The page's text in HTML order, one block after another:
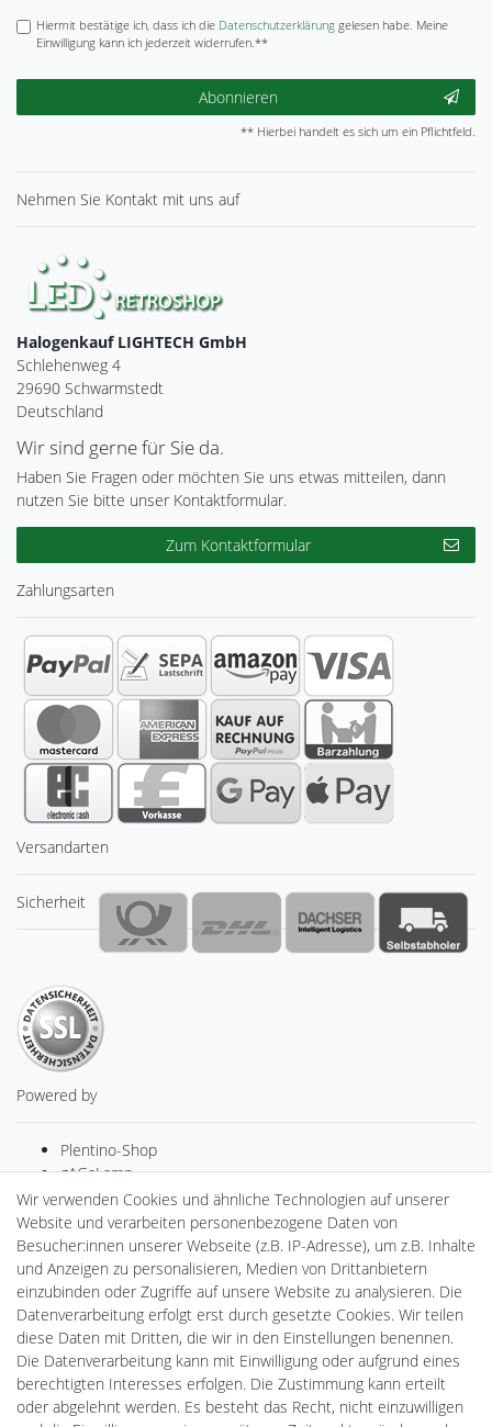
Hiermit bestätige ich, dass ich die Daten­schutz­erklärunggelesen habe. Meine
Einwilligung kann ich jederzeit widerrufen.**
Abonnieren
** Hierbei handelt es sich um ein Pflichtfeld.
Nehmen Sie Kontakt mit uns auf
Halogenkauf LIGHTECH GmbH
Schlehenweg 4
29690 Schwarmstedt
Deutschland
Wir sind gerne für Sie da.
Haben Sie Fragen oder möchten Sie uns etwas mitteilen, dann
nutzen Sie bitte unser Kontaktformular.
Zum Kontaktformular
Zahlungsarten
Versandarten
Sicherheit
Powered by
Plentino-Shop
gAGaLamp
Drohnenstore24
MeinUSB
Batteriespeicher
PlentiSolar
Gebrauchtlicht
Ledkauf
DEYESOLAR
Lightech Connect
CardanLight Europe
FORTIMO LEDs
Wir verwenden Cookies und ähnliche Technologien auf unserer
Website und verarbeiten personenbezogene Daten von
Besucher:innen unserer Webseite (z.B. IP-Adresse), um z.B. Inhalte
und Anzeigen zu personalisieren, Medien von Drittanbietern
einzubinden oder Zugriffe auf unsere Website zu analysieren. Die
Datenverarbeitung erfolgt erst durch gesetzte Cookies. Wir teilen
diese Daten mit Dritten, die wir in den Einstellungen benennen.
Die Datenverarbeitung kann mit Einwilligung oder aufgrund eines
berechtigten Interesses erfolgen. Die Zustimmung kann erteilt
oder abgelehnt werden. Es besteht das Recht, nicht einzuwilligen